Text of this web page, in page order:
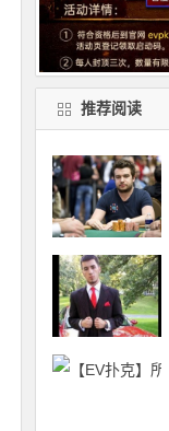
推荐阅读